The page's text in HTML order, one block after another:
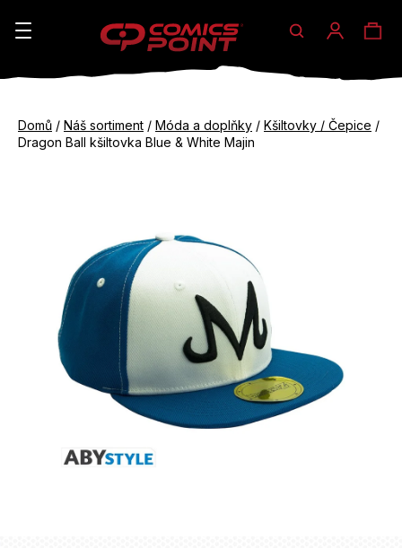
Hledat
Domů / Náš sortiment / Móda a doplňky / Kšiltovky / Čepice /
Dragon Ball kšiltovka Blue & White Majin
K
do
do